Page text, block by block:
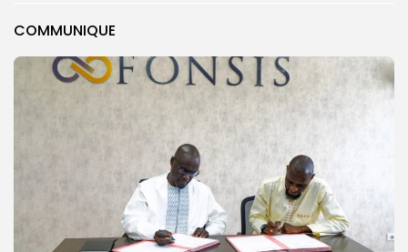
COMMUNIQUE